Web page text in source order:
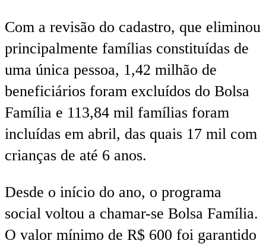
Com a revisão do cadastro, que eliminou
principalmente famílias constituídas de
uma única pessoa, 1,42 milhão de
beneficiários foram excluídos do Bolsa
Família e 113,84 mil famílias foram
incluídas em abril, das quais 17 mil com
crianças de até 6 anos.
Desde o início do ano, o programa
social voltou a chamar-se Bolsa Família.
O valor mínimo de R$ 600 foi garantido